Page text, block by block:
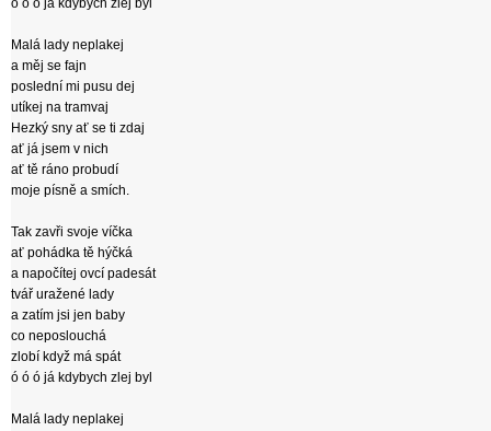
ó ó ó já kdybych zlej byl
Malá lady neplakej
a měj se fajn
poslední mi pusu dej
utíkej na tramvaj
Hezký sny ať se ti zdaj
ať já jsem v nich
ať tě ráno probudí
moje písně a smích.
Tak zavři svoje víčka
ať pohádka tě hýčká
a napočítej ovcí padesát
tvář uražené lady
a zatím jsi jen baby
co neposlouchá
zlobí když má spát
ó ó ó já kdybych zlej byl
Malá lady neplakej